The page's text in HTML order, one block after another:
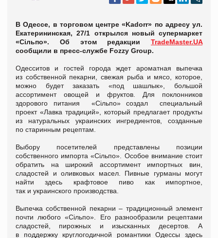
В Одессе, в торговом центре «Kadorr» по адресу ул.
Екатерининская, 27/1 открылся новый супермаркет
«Сільпо». Об этом редакции TradeMaster.UA
сообщили в пресс-службе Fozzy Group.
Одесситов и гостей города ждет ароматная выпечка
из собственной пекарни, свежая рыба и мясо, которое,
можно будет заказать «под шашлык», большой
ассортимент овощей и фруктов. Для поклонников
здорового питания «Сільпо» создал специальный
проект «Лавка традиций», который предлагает продукты
из натуральных украинских ингредиентов, созданные
по старинным рецептам.
Выбору посетителей представлены позиции
собственного импорта «Сільпо». Особое внимание стоит
обратить на широкий ассортимент импортных вин,
сладостей и оливковых масел. Пивные гурманы могут
найти здесь крафтовое пиво как импортное,
так и украинского производства.
Выпечка собственной пекарни – традиционный элемент
почти любого «Сільпо». Его разнообразили рецептами
сладостей, пирожных и изысканных десертов. А
в поддержку круглогодичной романтики Одессы здесь